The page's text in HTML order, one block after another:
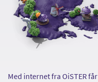
Med internet fra OiSTER